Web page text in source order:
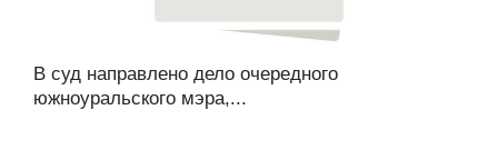
В суд направлено дело очередного
южноуральского мэра,...